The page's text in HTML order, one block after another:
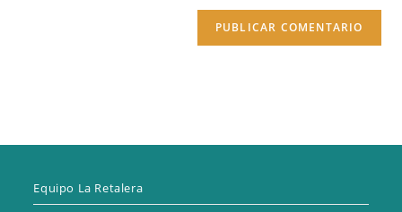
Equipo La Retalera